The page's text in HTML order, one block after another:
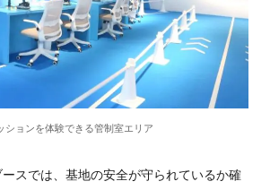
ションを体験できる管制室エリア
ースでは、基地の安全が守られているか確